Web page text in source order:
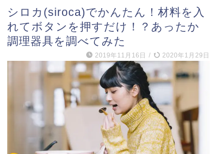
シロカ(siroca)でかんたん！材料を入
れてボタンを押すだけ！？あったか
調理器具を調べてみた
2019年11月16日 / 2020年1月29日